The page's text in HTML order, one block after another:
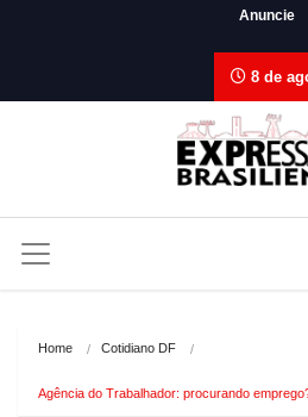
Anuncie
8 de
Home Cotidiano DF
Agência do Trabalhador: procurando